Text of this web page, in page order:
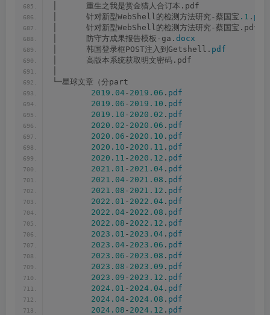
│      重生之我是赏金猎人合订本.pdf
│      针对新型WebShell的检测方法研究-蔡国宝 .1 . pdf
│      针对新型WebShell的检测方法研究-蔡国宝.pdf
│      防守方成果报告模板-ga. docx
│      韩国登录框POST注入到Getshell. pdf
│      高版本系统获取明文密码.pdf
└─星球文章（分part
2019.04- 2019.06 . pdf
2019.06 - 2019.10 . pdf
2019.10 - 2020.02 . pdf
2020.02 - 2020.06 . pdf
2020.06 - 2020.10 . pdf
2020.10 - 2020.11 . pdf
2020.11 - 2020.12 . pdf
2021.01 - 2021.04 . pdf
2021.04- 2021.08 . pdf
2021.08 - 2021.12 . pdf
2022.01 - 2022.04 . pdf
2022.04- 2022.08 . pdf
2022.08 - 2022.12 . pdf
2023.01 - 2023.04 . pdf
2023.04- 2023.06 . pdf
2023.06 - 2023.08 . pdf
2023.08 - 2023.09 . pdf
2023.09 - 2023.12 . pdf
2024.01 - 2024.04 . pdf
2024.04- 2024.08 . pdf
2024.08 - 2024.12 . pdf